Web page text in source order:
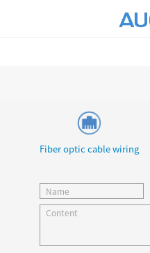
Fiber optic cable wiring